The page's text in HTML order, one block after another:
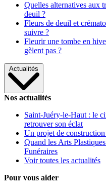
Quelles alternatives aux
deuil ?
Fleurs de deuil et
suivre ?
Fleurir une tombe en
gèlent pas ?
Actualités
Nos actualités
Saint-Juéry-le-Haut : le
retrouver son éclat
Un projet de
Quand les Arts
Funéraires
Voir toutes les actualités
Pour vous aider